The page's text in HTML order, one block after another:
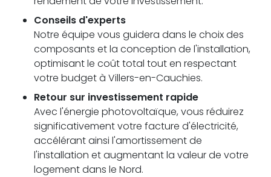
Conseils d'experts
Notre équipe vous guidera dans le choix des
composants et la conception de l'installation,
optimisant le coût total tout en respectant
votre budget à Villers-en-Cauchies.
Retour sur investissement rapide
Avec l'énergie photovoltaïque, vous réduirez
significativement votre facture d'électricité,
accélérant ainsi l'amortissement de
l'installation et augmentant la valeur de votre
logement dans le Nord.